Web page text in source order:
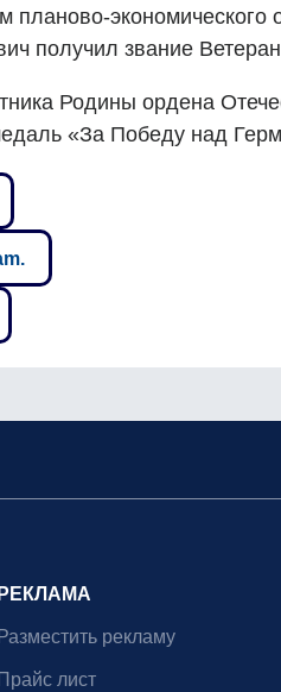
планово-экономического
получил звание
Родины ордена
«За Победу над
РЕКЛАМА
Разместить рекламу
Прайс лист